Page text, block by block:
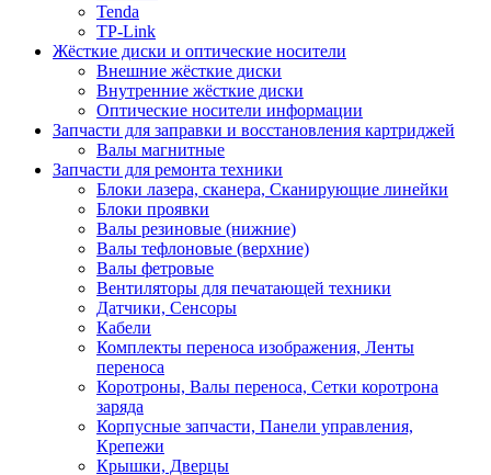
Tenda
TP-Link
Жёсткие диски и оптические носители
Внешние жёсткие диски
Внутренние жёсткие диски
Оптические носители информации
Запчасти для заправки и восстановления картриджей
Валы магнитные
Запчасти для ремонта техники
Блоки лазера, сканера, Сканирующие линейки
Блоки проявки
Валы резиновые (нижние)
Валы тефлоновые (верхние)
Валы фетровые
Вентиляторы для печатающей техники
Датчики, Сенсоры
Кабели
Комплекты переноса изображения, Ленты
переноса
Коротроны, Валы переноса, Сетки коротрона
заряда
Корпусные запчасти, Панели управления,
Крепежи
Крышки, Дверцы